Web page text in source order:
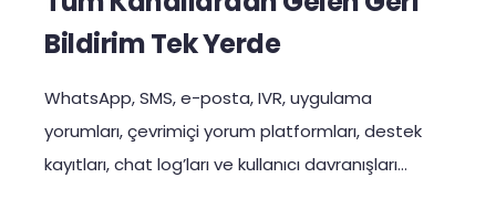
Bildirim Tek Yerde
WhatsApp, SMS, e-posta, IVR, uygulama
yorumları, çevrimiçi yorum platformları, destek
kayıtları, chat log’ları ve kullanıcı davranışları…